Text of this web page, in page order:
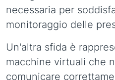
necessaria per
monitoraggio delle
Un'altra sfida è
macchine virtuali che
comunicare